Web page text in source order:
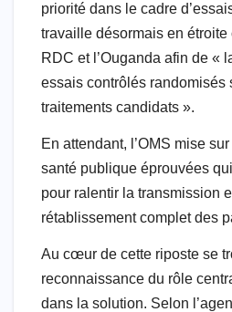
priorité dans le cadre
travaille désormais en
RDC et l’Ouganda afin de «
essais contrôlés randomisés
traitements candidats ».
En attendant, l’OMS mise
santé publique éprouvées
pour ralentir la transmission
rétablissement complet des
Au cœur de cette riposte se
reconnaissance du rôle
dans la solution. Selon